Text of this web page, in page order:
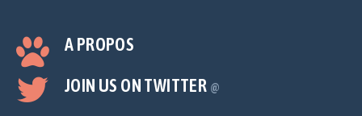
A PROPOS
JOIN US ON TWITTER @